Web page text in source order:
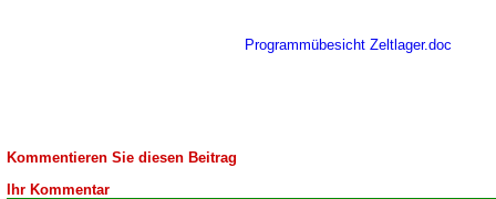
Programmübesicht Zeltlager.doc
Kommentieren Sie diesen Beitrag
Ihr Kommentar